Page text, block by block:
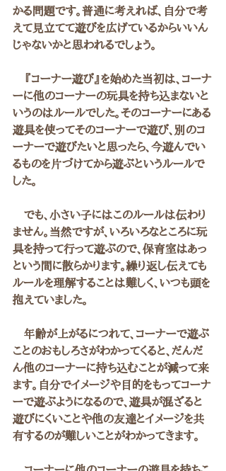
かる問題です。普通に考えれば、自分で考
えて見立てて遊びを広げているからいいん
じゃないかと思われるでしょう。
『コーナー遊び』を始めた当初は、コーナ
ーに他のコーナーの玩具を持ち込まないと
いうのはルールでした。そのコーナーにある
遊具を使ってそのコーナーで遊び、別のコ
ーナーで遊びたいと思ったら、今遊んでい
るものを片づけてから遊ぶというルールで
した。
でも、小さい子にはこのルールは伝わり
ません。当然ですが、いろいろなところに玩
具を持って行って遊ぶので、保育室はあっ
という間に散らかります。繰り返し伝えても
ルールを理解することは難しく、いつも頭を
抱えていました。
年齢が上がるにつれて、コーナーで遊ぶ
ことのおもしろさがわかってくると、だんだ
ん他のコーナーに持ち込むことが減って来
ます。自分でイメージや目的をもってコーナ
ーで遊ぶようになるので、遊具が混ざると
遊びにくいことや他の友達とイメージを共
有するのが難しいことがわかってきます。